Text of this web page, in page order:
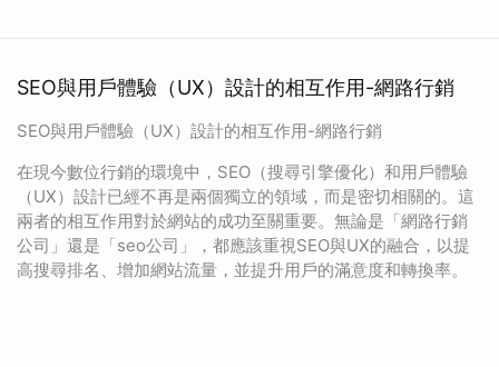
SEO與用戶體驗（UX）設計的相互作用-網路行銷
SEO與用戶體驗（UX）設計的相互作用-網路行銷
在現今數位行銷的環境中，SEO（搜尋引擎優化）和用戶體驗
（UX）設計已經不再是兩個獨立的領域，而是密切相關的。這
兩者的相互作用對於網站的成功至關重要。無論是「網路行銷
公司」還是「seo公司」，都應該重視SEO與UX的融合，以提
高搜尋排名、增加網站流量，並提升用戶的滿意度和轉換率。